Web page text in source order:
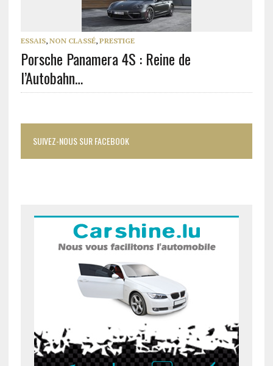
ESSAIS, NON CLASSÉ, PRESTIGE
Porsche Panamera 4S : Reine de
l’Autobahn…
SUIVEZ-NOUS SUR FACEBOOK